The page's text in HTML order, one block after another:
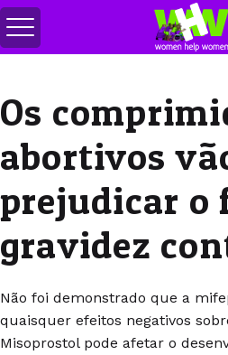
Alternar
menu
Os
abortivos
prejudicar o
gravidez
Não foi demonstrado que a
quaisquer efeitos negativos
Misoprostol pode afetar o